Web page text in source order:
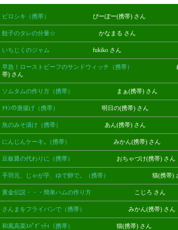
ピロシキ（携帯） ぴーぽー(携帯) さん
餃子のタレの分量☆ かなまる さん
いちじくのジャム fukiko さん
早急！ローストビーフのサンドウィッチ（携帯）
ねこ
帯) さん
ソムタムの作り方（携帯） まぁ(携帯) さん
ﾁｷﾝの唐揚げ（携帯） 明日の(携帯) さん
魚のみそ漬け（携帯） あん(携帯) さん
にんじんケーキ｡（携帯） みかん(携帯) さん
豆板醤の代わりに（携帯） おちゃづけ(携帯) さん
手羽元、じゃが芋、ゆで卵で。（携帯） 猫(携帯) さ
黄金伝説・・・簡単ハムの作り方 こじろ さん
さんまをフライパンで（携帯） みかん(携帯) さん
和風高菜ｽﾊﾟｹﾞｯﾃｨ（携帯） 猫(携帯) さん